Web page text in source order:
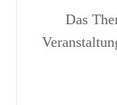
Das